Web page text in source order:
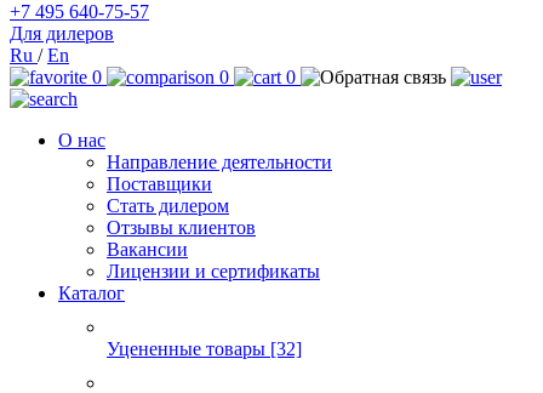
+7 495 640-75-57
Для дилеров
Ru /En
0
0 0
О нас
Направление деятельности
Поставщики
Стать дилером
Отзывы клиентов
Вакансии
Лицензии и сертификаты
Каталог
Уцененные товары [32]